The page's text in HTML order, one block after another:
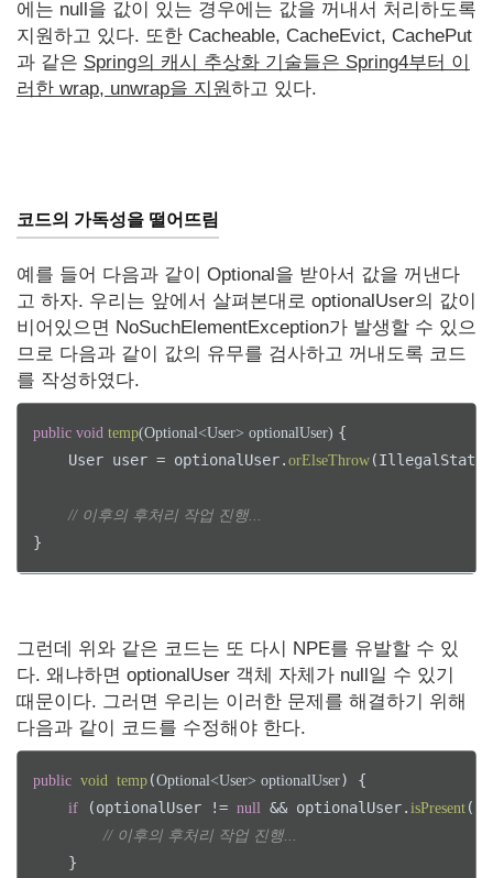
에는 null을 값이 있는 경우에는 값을 꺼내서 처리하도록
지원하고 있다. 또한 Cacheable, CacheEvict, CachePut
과 같은 Spring의 캐시 추상화 기술들은 Spring4부터 이
러한 wrap, unwrap을 지원하고 있다.
코드의 가독성을 떨어뜨림
예를 들어 다음과 같이 Optional을 받아서 값을 꺼낸다
고 하자. 우리는 앞에서 살펴본대로 optionalUser의 값이
비어있으면 NoSuchElementException가 발생할 수 있으
므로 다음과 같이 값의 유무를 검사하고 꺼내도록 코드
를 작성하였다.
public void temp(Optional<User> optionalUser) {
    User user = optionalUser.
orElseThrow
// 이후의 후처리 작업 진행...
그런데 위와 같은 코드는 또 다시 NPE를 유발할 수 있
다. 왜냐하면 optionalUser 객체 자체가 null일 수 있기
때문이다. 그러면 우리는 이러한 문제를 해결하기 위해
다음과 같이 코드를 수정해야 한다.
public void temp (Optional<User> optionalUser) {
if (optionalUser != null && optionalUser. isPresent
// 이후의 후처리 작업 진행...
    }